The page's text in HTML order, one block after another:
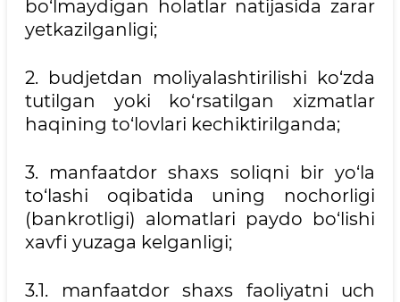
bo‘lmaydigan holatlar natijasida zarar
yetkazilganligi;
2. budjetdan moliyalashtirilishi ko‘zda
tutilgan yoki ko‘rsatilgan xizmatlar
haqining to‘lovlari kechiktirilganda;
3. manfaatdor shaxs soliqni bir yo‘la
to‘lashi oqibatida uning nochorligi
(bankrotligi) alomatlari paydo bo‘lishi
xavfi yuzaga kelganligi;
3.1. manfaatdor shaxs faoliyatni uch